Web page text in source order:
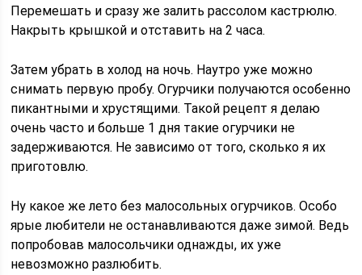
Перемешать и сразу же залить рассолом кастрюлю.
Накрыть крышкой и отставить на 2 часа.
Затем убрать в холод на ночь. Наутро уже можно
снимать первую пробу. Огурчики получаются особенно
пикантными и хрустящими. Такой рецепт я делаю
очень часто и больше 1 дня такие огурчики не
задерживаются. Не зависимо от того, сколько я их
приготовлю.
Ну какое же лето без малосольных огурчиков. Особо
ярые любители не останавливаются даже зимой. Ведь
попробовав малосольчики однажды, их уже
невозможно разлюбить.